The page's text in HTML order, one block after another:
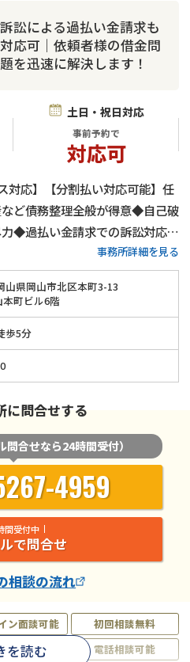
訴訟による過払い金請求も
対応可｜依頼者様の借金問
題を迅速に解決します！
土日・祝日対応
事前予約で
対応可
対応】【分割払い対応可能】任
ど債務整理全般が得意◆自己破
◆過払い金請求での訴訟対応も
ンでの相談も受付中◆依頼者様
ようにしっかりとサポートさせ
事務所詳細を見る
ン面談可能
初回相談無料
降電話可能
電話相談可能
を読む
山県岡山市北区本町3-13
町ビル6階
歩5分
に問合せする
問合せなら24時間受付）
4959
間受付中
で問合せ
相談の流れ